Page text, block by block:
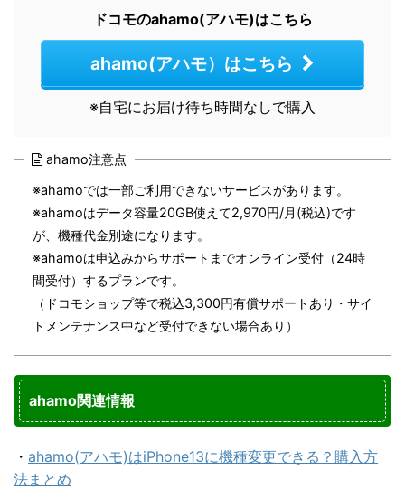
ドコモのahamo(アハモ)はこちら
ahamo(アハモ）はこちら
※自宅にお届け待ち時間なしで購入
ahamo注意点
※ahamoでは⼀部ご利⽤できないサービスがあります。
※ahamoはデータ容量20GB使えて2,970円/⽉(税込)です
が、機種代⾦別途になります。
※ahamoは申込みからサポートまでオンライン受付（24時
間受付）するプランです。
（ドコモショップ等で税込3,300円有償サポートあり・サイ
トメンテナンス中など受付できない場合あり）
ahamo関連情報
・ ahamo(アハモ)はiPhone13に機種変更できる？購入方
法まとめ